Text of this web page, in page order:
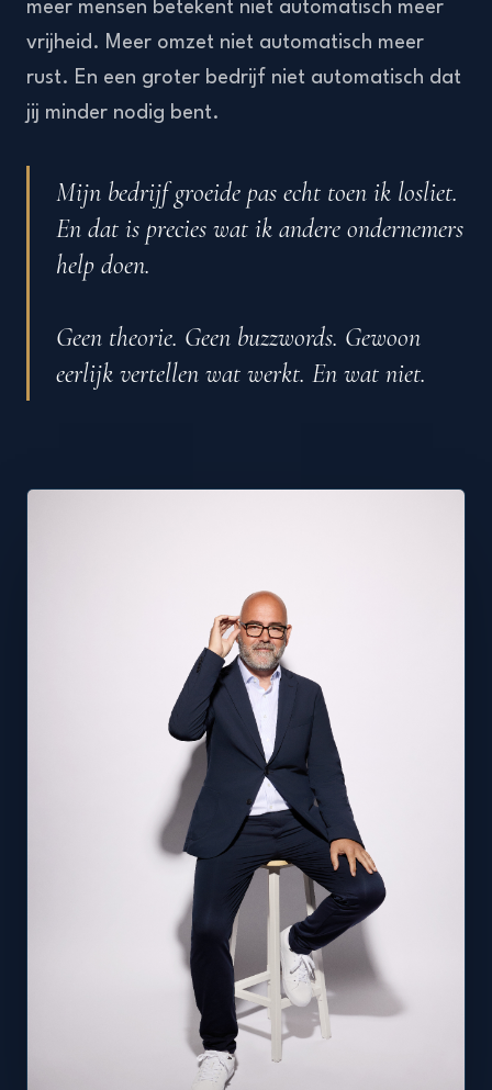
meer mensen betekent niet automatisch meer
vrijheid. Meer omzet niet automatisch meer
rust. En een groter bedrijf niet automatisch dat
jij minder nodig bent.
Mijn bedrijf groeide pas echt toen ik losliet.
En dat is precies wat ik andere ondernemers
help doen.
Geen theorie. Geen buzzwords. Gewoon
eerlijk vertellen wat werkt. En wat niet.